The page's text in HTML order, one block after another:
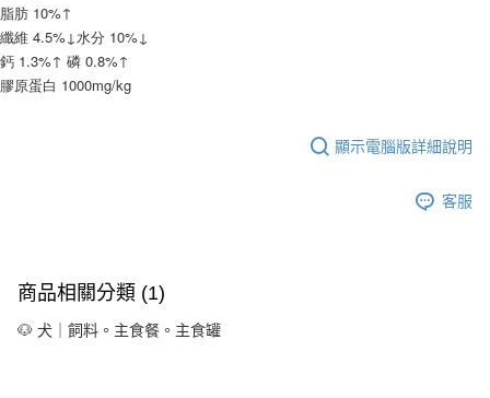
脂肪 10%↑
纖維 4.5%↓水分 10%↓
鈣 1.3%↑ 磷 0.8%↑
膠原蛋白 1000mg/kg
顯示電腦版詳細說明
客服
商品相關分類 (1)
🐶 犬｜飼料。主食餐。主食罐